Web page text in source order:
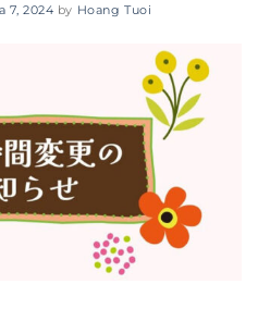
7, 2024 by Hoang Tuoi